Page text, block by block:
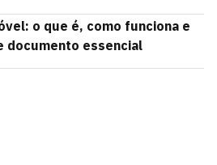
o que é, como funciona e
documento essencial